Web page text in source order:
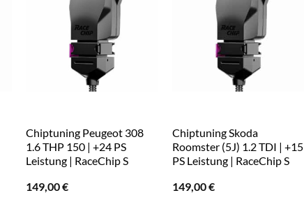
Chiptuning Peugeot 308
1.6 THP 150 | +24 PS
Leistung | RaceChip S
149,00€
Chiptuning Skoda
Roomster (5J) 1.2 TDI | +15
PS Leistung | RaceChip S
149,00€